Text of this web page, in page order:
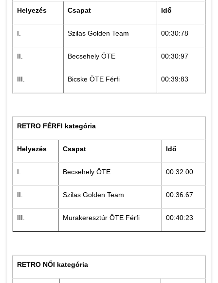
Helyezés Csapat Idő
I. Szilas Golden Team 00:30:78
II. Becsehely ÖTE 00:30:97
III. Bicske ÖTE Férfi 00:39:83
RETRO FÉRFI kategória
Helyezés Csapat Idő
I. Becsehely ÖTE 00:32:00
II. Szilas Golden Team 00:36:67
III. Murakeresztúr ÖTE Férfi 00:40:23
RETRO NŐI kategória